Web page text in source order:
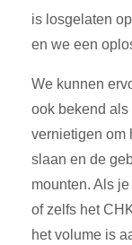
is losgelaten
en we een
We kunnen
ook bekend als
vernietigen om
slaan en de
mounten. Als
of zelfs het
het volume is